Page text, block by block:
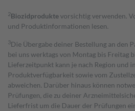
2Biozidproduktevorsichtig verwenden.
und Produktinformationen lesen.
3Die Übergabe deiner Bestellung an den
bei uns werktags von Montag bis Freitag
Lieferzeitpunkt kann je nach Region und
Produktverfügbarkeit sowie vom
abweichen. Darüber hinaus können
Prüfungen, die zu deiner
Lieferfrist um die Dauer der Prüfungen